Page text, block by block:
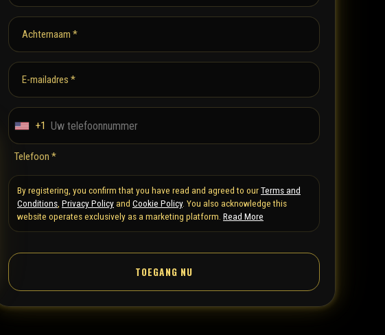
Achternaam *
E-mailadres *
U
e
d
t
t
e
+1
Telefoon *
By registering, you confirm that you have read and agreed to ourTerms and
Conditions Privacy Policyand Cookie Policy. You also acknowledge this
website operates exclusively as a marketing platform. Read More
TOEGANG NU